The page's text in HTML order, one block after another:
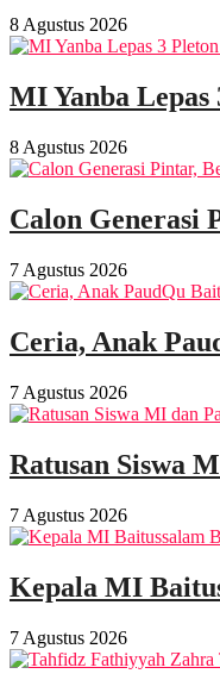
8 Agustus 2026
MI Yanba
8 Agustus 2026
Calon Generasi
7 Agustus 2026
Ceria, Anak
7 Agustus 2026
Ratusan Siswa
7 Agustus 2026
Kepala MI
7 Agustus 2026